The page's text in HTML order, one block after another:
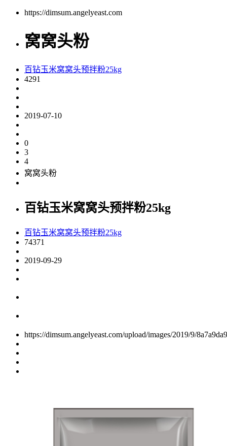
https://dimsum.angelyeast.com
窝窝头粉
百钻玉米窝窝头预拌粉25kg
4291
2019-07-10
0
3
4
窝窝头粉
百钻玉米窝窝头预拌粉25kg
百钻玉米窝窝头预拌粉25kg
74371
2019-09-29
https://dimsum.angelyeast.com/upload/images/2019/9/